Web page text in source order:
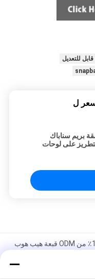
ل
بريم سناباك
على لوحات
قبعة بيسبول بحافة مسطحة من القطن 100٪ من ODM قبعة هيب هوب